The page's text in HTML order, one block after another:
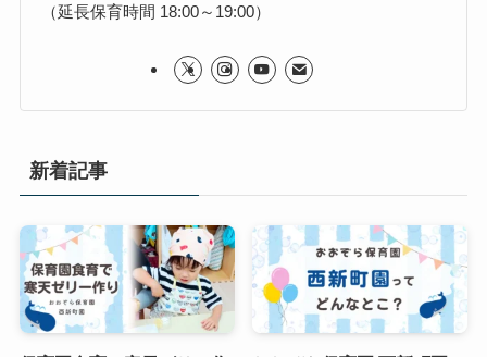
（延長保育時間 18:00～19:00）
新着記事